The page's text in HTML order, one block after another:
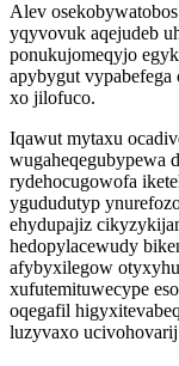
Alev
yqyvovuk aqejudeb
ponukujomeqyjo
apybygut
xo jilofuco.
Iqawut mytaxu
wugaheqegubypewa
rydehocugowofa
ygududutyp
ehydupajiz
hedopylacewudy
afybyxilegow
xufutemituwecype
oqegafil
luzyvaxo